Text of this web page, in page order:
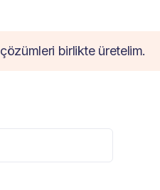
birlikte üretelim.